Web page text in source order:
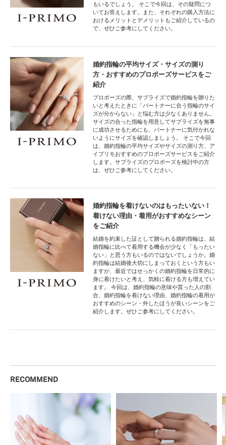
もいるでしょう。 そこで今回は、その疑問につ
いてお答えします。また、それぞれの購入方法に
おけるメリットとデメリットもご紹介しているの
で、ぜひご参考にしてください。
婚約指輪の平均サイズ・サイズの測り
方・おすすめのプロポーズサービスをご
紹介
プロポーズの際、サプライズで婚約指輪を贈りた
いと考えたときに「パートナーに合う指輪のサイ
ズが分からない」と悩む方は少なくありません。
サイズの合った指輪を用意してサプライズを無事
に成功させるためにも、パートナーに気付かれな
いようにサイズを確認しましょう。 そこで今回
は、婚約指輪の平均サイズやサイズの測り方、ア
イプリモおすすめのプロポーズサービスをご紹介
します。サプライズのプロポーズを検討中の方
は、ぜひご参考にしてください。
婚約指輪を着けないのはもったいない！
着けない理由・着用がおすすめなシーン
をご紹介
結婚を約束した証として贈られる婚約指輪は、結
婚指輪に比べて着用する機会が少なく「もったい
ない」と思う方もいるのではないでしょうか。婚
約指輪は結婚後大切にしまっておくという方もい
ますが、最近ではせっかくの婚約指輪を日常的に
身に着けたいと考え、気軽に着ける方も増えてい
ます。 今回は、婚約指輪の意味や貰った人の割
合、婚約指輪を着けない理由、婚約指輪の着用が
おすすめのシーン・外したほうが良いシーンをご
紹介します。ぜひご参考にしてください。
RECOMMEND